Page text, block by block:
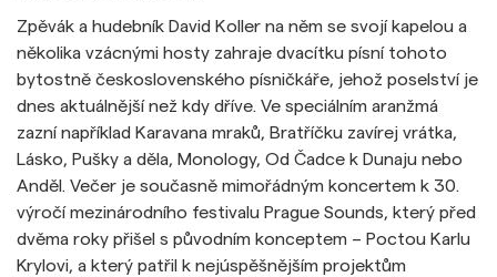
Zpěvák a hudebník David Koller na něm se svojí kapelou a
několika vzácnými hosty zahraje dvacítku písní tohoto
bytostně československého písničkáře, jehož poselství je
dnes aktuálnější než kdy dříve. Ve speciálním aranžmá
zazní například Karavana mraků, Bratříčku zavírej vrátka,
Lásko, Pušky a děla, Monology, Od Čadce k Dunaju nebo
Anděl. Večer je současně mimořádným koncertem k 30.
výročí mezinárodního festivalu Prague Sounds, který před
dvěma roky přišel s původním konceptem – Poctou Karlu
Krylovi, a který patřil k nejúspěšnějším projektům